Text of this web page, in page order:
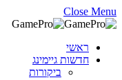
Close Menu
ראשי
חדשות גיימינג
ביקורות